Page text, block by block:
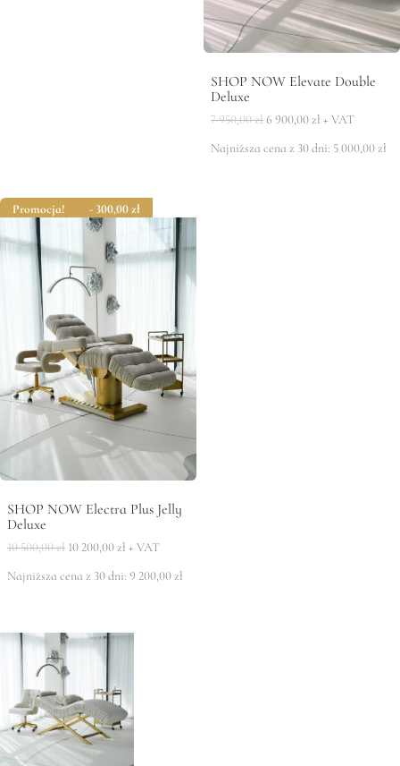
SHOP NOW Elevate Double
Deluxe
7 950,00zł Pierwotna
wynosiła:
6 900,00zł Aktualna
wynosi:
+ VAT
Najniższa cena z 30 dni: 5 000,00zł
Promocja! - 300,00zł
SHOP NOW Electra Plus Jelly
Deluxe
10 500,00zł Pierwotna
wynosiła:
10 200,00zł Aktualna
wynosi:
+ VAT
Najniższa cena z 30 dni: 9 200,00zł